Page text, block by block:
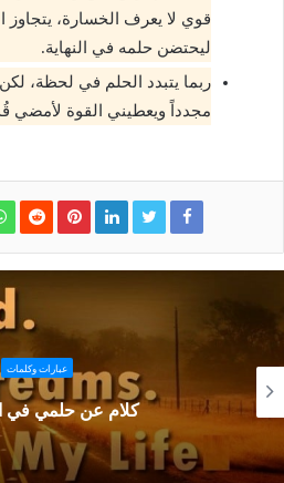
قوي لا يعرف الخسارة، يتجاوز
ليحتضن حلمه في النهاية.
ربما يتبدد الحلم في لحظة،
مجدداً ويعطيني القوة لأمضي
عبارات وكلمات
كلام عن حلمي في